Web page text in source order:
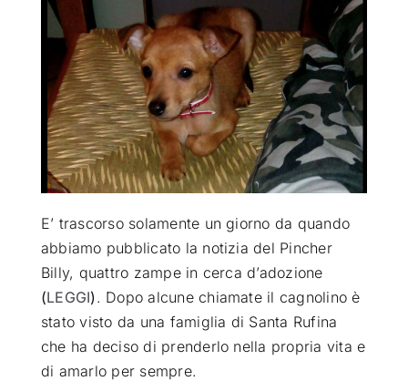
ATTUALITÀ
VIDEO
CHI SIAMO
RUBRICHE
SEMPRE CON ME
E’ trascorso solamente un giorno da quando
abbiamo pubblicato la notizia del Pincher
Billy, quattro zampe in cerca d’adozione
(LEGGI). Dopo alcune chiamate il cagnolino è
stato visto da una famiglia di Santa Rufina
che ha deciso di prenderlo nella propria vita e
di amarlo per sempre.